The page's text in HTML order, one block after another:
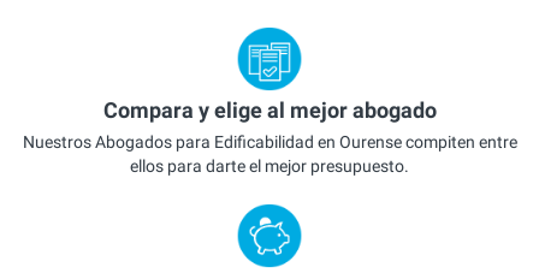
Compara y elige al mejor abogado
Nuestros Abogados para Edificabilidad en Ourense compiten entre
ellos para darte el mejor presupuesto.